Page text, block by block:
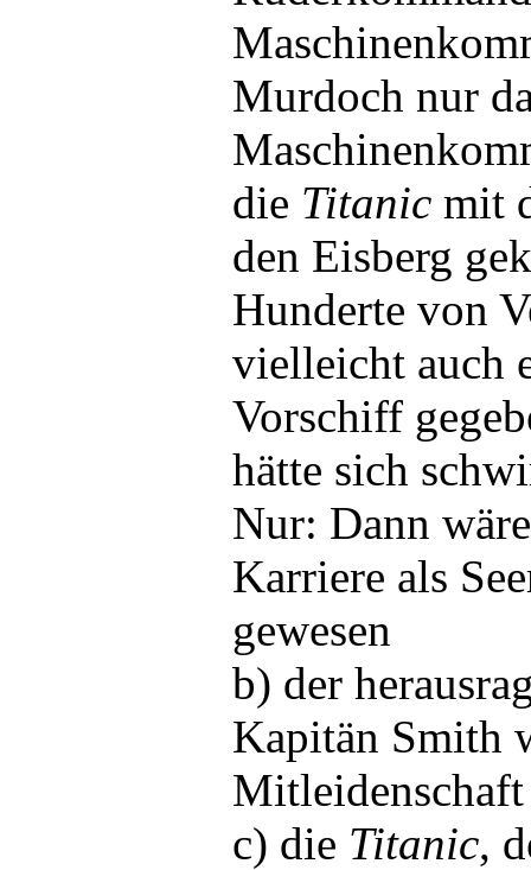
Murdoch nur
die Titanic mit
den Eisberg
Hunderte von
vielleicht auch
Vorschiff
hätte sich
Nur: Dann
Karriere als
gewesen
b) der
Kapitän Smith
c) die Titanic,